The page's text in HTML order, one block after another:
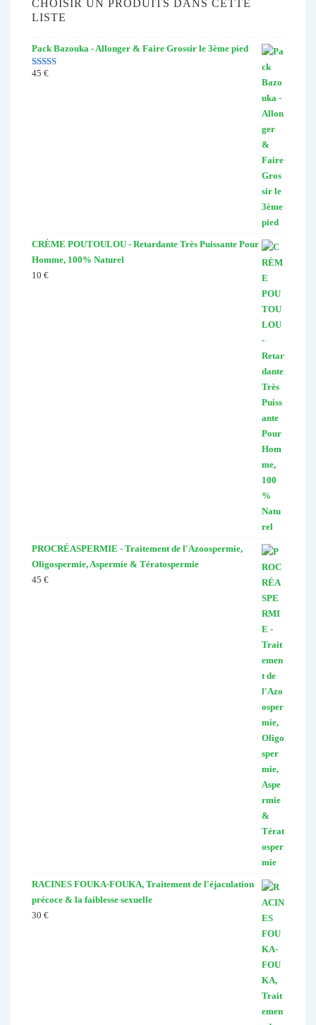
CHOISIR UN PRODUITS DANS CETTE
LISTE
Pack Bazouka - Allonger & Faire Grossir le 3ème pied
Note
45 €
CRÈME POUTOULOU - Retardante Très Puissante Pour
Homme, 100% Naturel
10 €
PROCRÉASPERMIE - Traitement de l'Azoospermie,
Oligospermie, Aspermie & Tératospermie
45 €
RACINES FOUKA-FOUKA, Traitement de l'éjaculation
précoce & la faiblesse sexuelle
30 €